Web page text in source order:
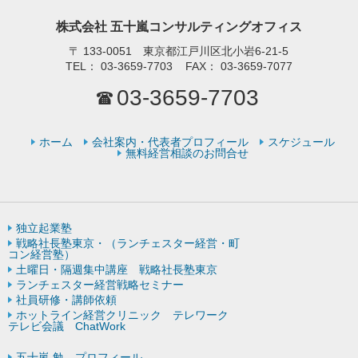
株式会社 五十嵐コンサルティングオフィス
〒 133-0051 東京都江戸川区北小岩6-21-5
TEL：
03-3659-7703 FAX： 03-3659-7077
03-3659-7703
ホーム 会社案内・代表者プロフィール
スケジュール
無料経営相談のお問合せ
独立起業塾
戦略社長塾東京・（ランチェスター経営・町
コン経営塾）
土曜日・隔週集中講座 戦略社長塾東京
ランチェスター経営戦略セミナー
社員研修・講師依頼
ホットライン経営クリニック テレワーク
テレビ会議 ChatWork